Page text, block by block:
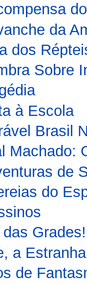
da
dos
Sobre
à Escola
Brasil
Machado:
de
do
Grades!
a Estranha
de